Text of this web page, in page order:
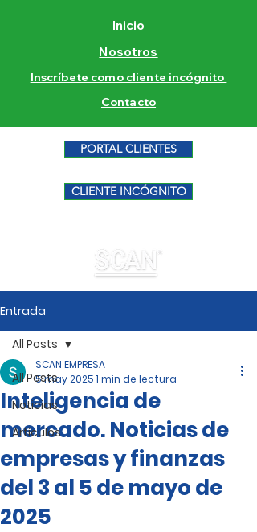
Inicio
Nosotros
Inscríbete como cliente incógnito
Contacto
PORTAL CLIENTES
CLIENTE INCÓGNITO
Entrada
All Posts
Noticias
Artículos
All Posts
Inteligencia de
mercado. Noticias de
empresas y finanzas
del 3 al 5 de mayo de
2025
SCAN EMPRESA
5 may 20251 min de lectura